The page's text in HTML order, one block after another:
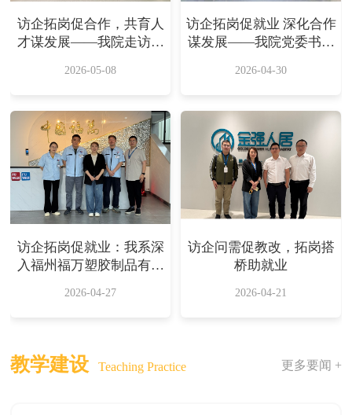
访企拓岗促合作，共育人
才谋发展——我院走访福
有限公司
2026-05-08
访企拓岗促就业 深化合作
谋发展——我院党委书记
访企拓岗专项行动
2026-04-30
访企拓岗促就业：我系深
入福州福万塑胶制品有限
2026-04-27
访企问需促教改，拓岗搭
桥助就业
2026-04-21
教学建设 Teaching Practice 更多要闻 +